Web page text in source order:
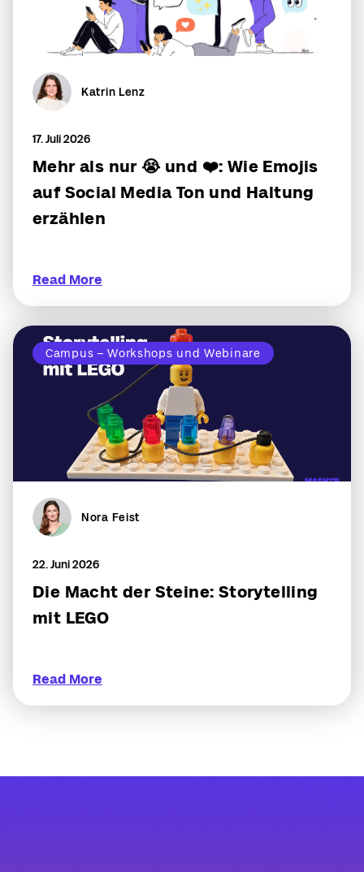
Katrin Lenz
17. Juli 2026
Mehr als nur 😭 und ❤️: Wie Emojis
auf Social Media Ton und Haltung
erzählen
Read More
Campus – Workshops und Webinare
Nora Feist
22. Juni 2026
Die Macht der Steine: Storytelling
mit LEGO
Read More